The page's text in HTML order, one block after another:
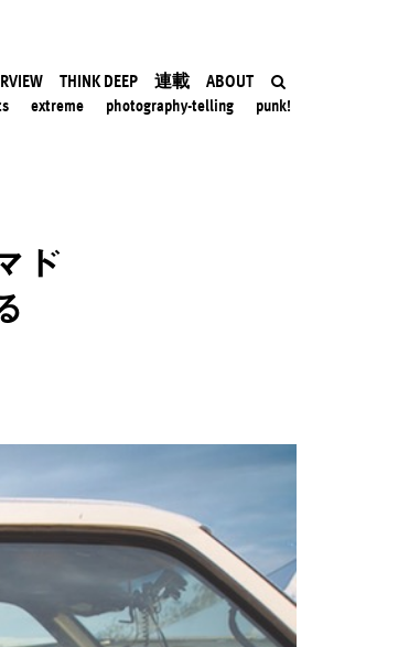
THINK DEEP 連載 ABOUT
extreme photography-telling punk!
ド